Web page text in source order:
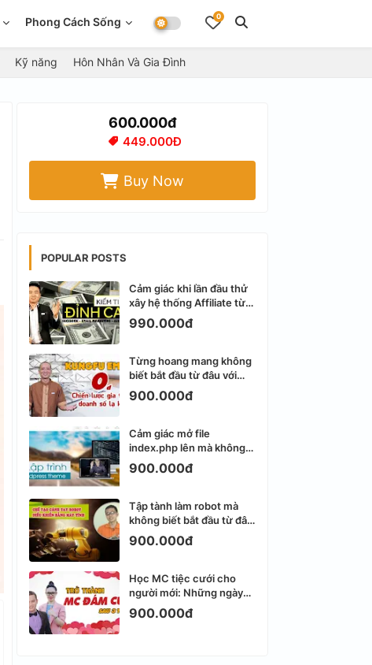
Phong Cách Sống 0
Kỹ năng Hôn Nhân Và Gia Đình
600.000đ
449.000Đ
Buy Now
POPULAR POSTS
Cảm giác khi lần đầu thử
xây hệ thống Affiliate từ
Facebook cá nhân
990.000đ
Từng hoang mang không
biết bắt đầu từ đâu với
Email Marketing
900.000đ
Cảm giác mở file
index.php lên mà không
biết viết gì tiếp theo
900.000đ
Tập tành làm robot mà
không biết bắt đầu từ đâu
thì dễ nản thật
900.000đ
Học MC tiệc cưới cho
người mới: Những ngày
đầu thực sự khá ngợp
900.000đ